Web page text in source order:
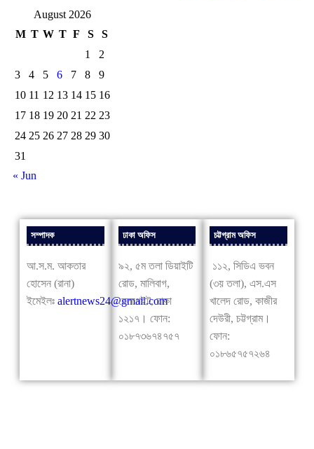
August 2026
M T W T F S
S
1
2
3
4 5 6 7 8
9
10 11 12 13 14 15 16
17 18 19 20 21 22 23
24 25 26 27 28 29 30
31
« Jun
সম্পাদক
আ.স.ম. আকতার
হোসেন (রানা)
ইমেইলঃ alertnews24@gmail.com
ঢাকা অফিস
৯২, ৫ম তলা ডিয়াইটি
রোড, মালিবাগ,
রেলগেইট, ঢাকা
১২১৭। ফোন:
০১৮৭৩৬৭৪৭৫৭
চট্টগ্রাম অফিস
১১২, সিডিএ ভবন
(৩য় তলা), এস.এস
খালেদ রোড, কাজীর
দেউরী, চট্টগ্রাম।
ফোন:
০১৮৬৫৭৫৭২৬৪